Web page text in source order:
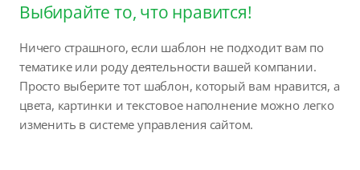
Выбирайте то, что нравится!
Ничего страшного, если шаблон не подходит вам по
тематике или роду деятельности вашей компании.
Просто выберите тот шаблон, который вам нравится, а
цвета, картинки и текстовое наполнение можно легко
изменить в системе управления сайтом.